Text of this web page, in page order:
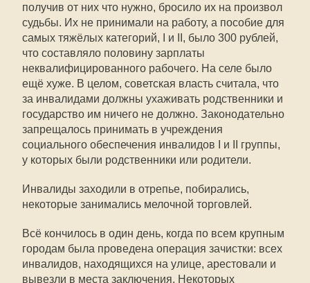
получив от них что нужно, бросило их на произвол
судьбы. Их не принимали на работу, а пособие для
самых тяжёлых категорий, I и II, было 300 рублей,
что составляло половину зарплаты
неквалифицированного рабочего. На селе было
ещё хуже. В целом, советская власть считала, что
за инвалидами должны ухаживать родственники и
государство им ничего не должно. Законодательно
запрещалось принимать в учреждения
социального обеспечения инвалидов I и II группы,
у которых были родственники или родители.
Инвалиды заходили в отрепье, побирались,
некоторые занимались мелочной торговлей.
Всё кончилось в один день, когда по всем крупным
городам была проведена операция зачистки: всех
инвалидов, находящихся на улице, арестовали и
вывезли в места заключения. Некоторых